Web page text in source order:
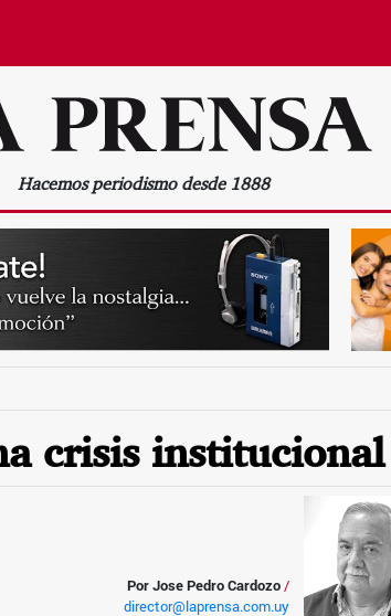
Hacemos periodismo desde 1888
crisis institucional
Por Jose Pedro Cardozo /
director@laprensa.com.uy